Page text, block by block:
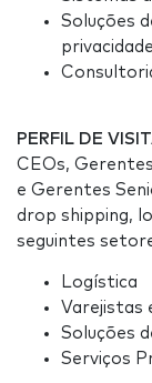
Soluções
privacidade
PERFIL DE
CEOs,
e Gerentes
drop shipping,
seguintes
Logística
Varejistas
Soluções
Serviços